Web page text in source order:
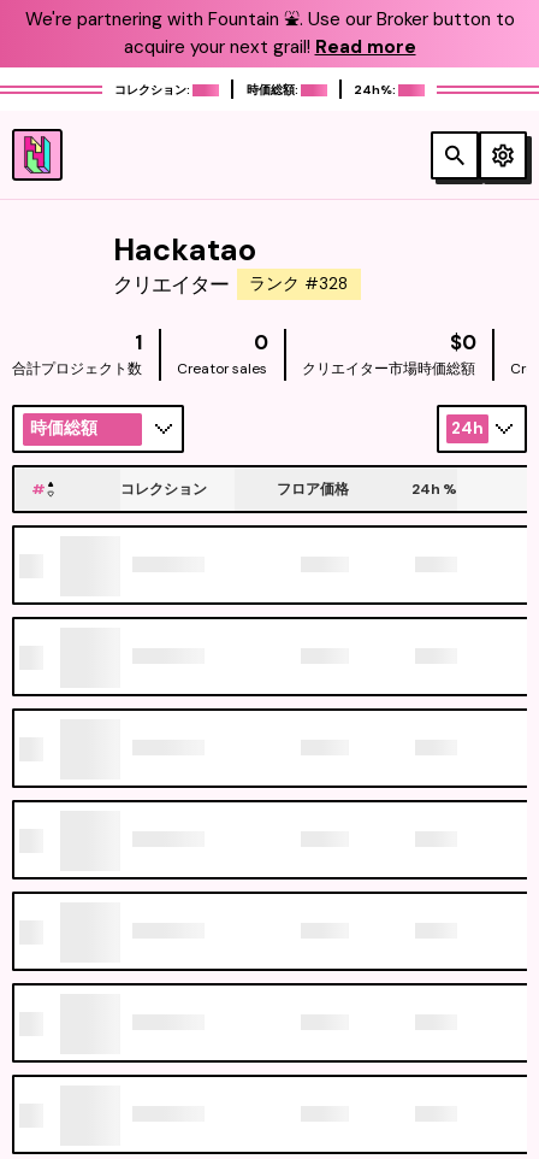
We're partnering with Fountain ⛲️. Use our Broker button to
acquire your next grail! Read more
コレクション: 時価総額: 24h%:
Hackatao
クリエイター ランク #328
1
合計プロジェクト数
0
Creator sales
$0
クリエイター市場時価総額
時価総額 24h
# コレクション フロア価格 24h %